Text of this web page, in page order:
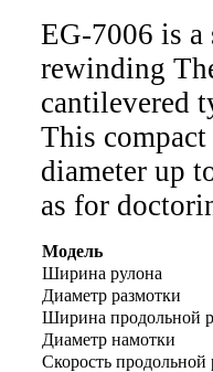
EG-7006 is
rewinding
cantilevered
This
diameter up
as for
Модель
Ширина рулона
Диаметр размотки
Ширина продольной
Диаметр намотки
Скорость продольной